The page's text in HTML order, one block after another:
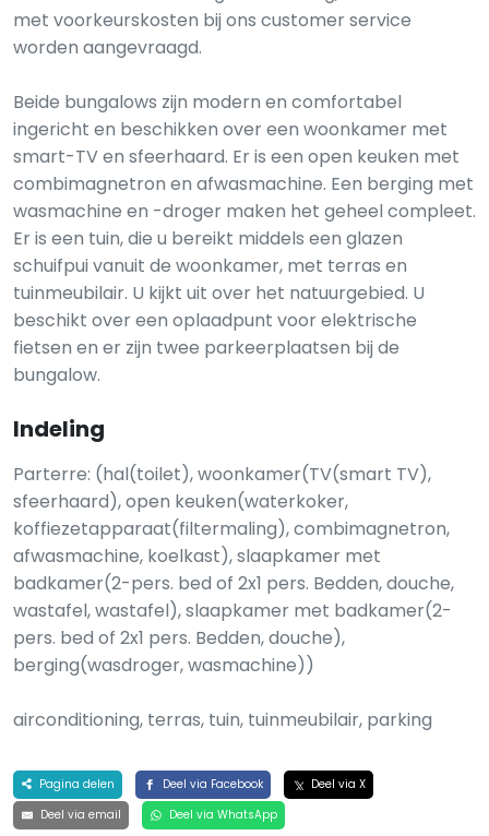
met voorkeurskosten bij ons customer service
worden aangevraagd.
Beide bungalows zijn modern en comfortabel
ingericht en beschikken over een woonkamer met
smart-TV en sfeerhaard. Er is een open keuken met
combimagnetron en afwasmachine. Een berging met
wasmachine en -droger maken het geheel compleet.
Er is een tuin, die u bereikt middels een glazen
schuifpui vanuit de woonkamer, met terras en
tuinmeubilair. U kijkt uit over het natuurgebied. U
beschikt over een oplaadpunt voor elektrische
fietsen en er zijn twee parkeerplaatsen bij de
bungalow.
Indeling
Parterre: (hal(toilet), woonkamer(TV(smart TV),
sfeerhaard), open keuken(waterkoker,
koffiezetapparaat(filtermaling), combimagnetron,
afwasmachine, koelkast), slaapkamer met
badkamer(2-pers. bed of 2x1 pers. Bedden, douche,
wastafel, wastafel), slaapkamer met badkamer(2-
pers. bed of 2x1 pers. Bedden, douche),
berging(wasdroger, wasmachine))
airconditioning, terras, tuin, tuinmeubilair, parking
Pagina delen Deel via Facebook
Deel via X
Deel via email
Deel via WhatsApp